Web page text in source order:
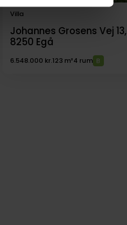
Villa
Johannes Grosens Vej 13,
8250 Egå
6.548.000 kr.123 m²4 rum